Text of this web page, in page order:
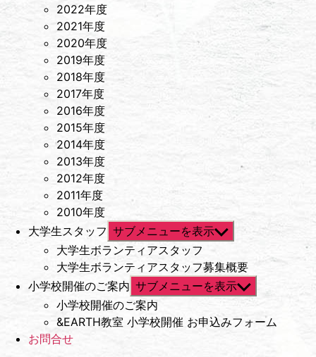
2022年度
2021年度
2020年度
2019年度
2018年度
2017年度
2016年度
2015年度
2014年度
2013年度
2012年度
2011年度
2010年度
大学生スタッフ サブメニューを表示
大学生ボランティアスタッフ
大学生ボランティアスタッフ募集概要
小学校開催のご案内 サブメニューを表示
小学校開催のご案内
&EARTH教室 小学校開催 お申込みフォーム
お問合せ